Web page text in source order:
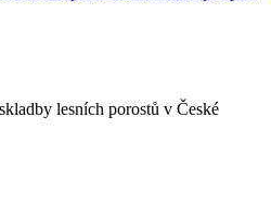
lesních porostů v České